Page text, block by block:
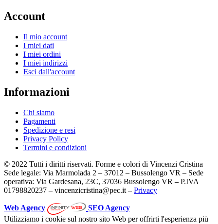
Account
Il mio account
I miei dati
I miei ordini
I miei indirizzi
Esci dall'account
Informazioni
Chi siamo
Pagamenti
Spedizione e resi
Privacy Policy
Termini e condizioni
© 2022 Tutti i diritti riservati. Forme e colori di Vincenzi Cristina
Sede legale: Via Marmolada 2 – 37012 – Bussolengo VR – Sede
operativa: Via Gardesana, 23C, 37036 Bussolengo VR – P.IVA
01798820237 – vincenzicristina@pec.it – Privacy
Web Agency
SEO Agency
Utilizziamo i cookie sul nostro sito Web per offrirti l'esperienza più